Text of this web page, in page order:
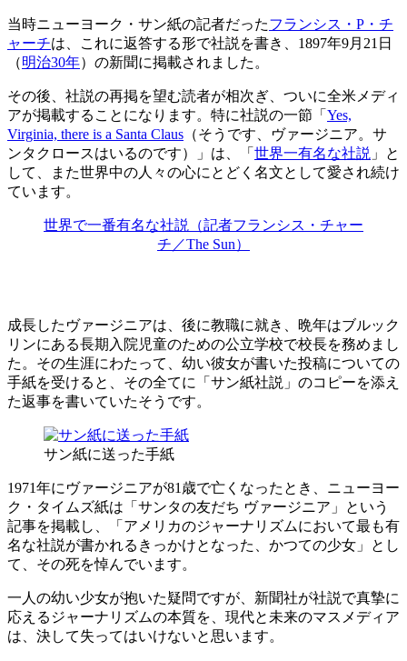
当時ニューヨーク・サン紙の記者だったフランシス・P・チ
ャーチは、これに返答する形で社説を書き、1897年9月21日
（明治30年）の新聞に掲載されました。
その後、社説の再掲を望む読者が相次ぎ、ついに全米メディ
アが掲載することになります。特に社説の一節「 Yes,
Virginia, there is a Santa Claus （そうです、ヴァージニア。サ
ンタクロースはいるのです）」は、「 世界一有名な社説 」と
して、また世界中の人々の心にとどく名文として愛され続け
ています。
世界で一番有名な社説（記者フランシス・チャー
チ／The Sun）
成長したヴァージニアは、後に教職に就き、晩年はブルック
リンにある長期入院児童のための公立学校で校長を務めまし
た。その生涯にわたって、幼い彼女が書いた投稿についての
手紙を受けると、その全てに「サン紙社説」のコピーを添え
た返事を書いていたそうです。
サン紙に送った手紙
1971年にヴァージニアが81歳で亡くなったとき、ニューヨー
ク・タイムズ紙は「サンタの友だち ヴァージニア」という
記事を掲載し、「アメリカのジャーナリズムにおいて最も有
名な社説が書かれるきっかけとなった、かつての少女」とし
て、その死を悼んでいます。
一人の幼い少女が抱いた疑問ですが、新聞社が社説で真摯に
応えるジャーナリズムの本質を、現代と未来のマスメディア
は、決して失ってはいけないと思います。